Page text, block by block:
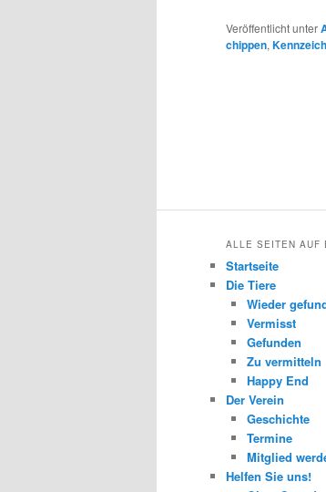
Veröffentlicht unter
chippen,
ALLE SEITEN AUF
Startseite
Die Tiere
Wieder
Vermisst
Gefunden
Zu vermitteln
Happy End
Der Verein
Geschichte
Termine
Mitglied
Helfen Sie uns!